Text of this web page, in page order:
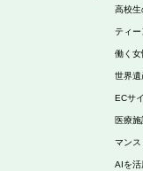
高校生
ティー
働く女
世界遺
ECサ
医療
マンス
AIを活